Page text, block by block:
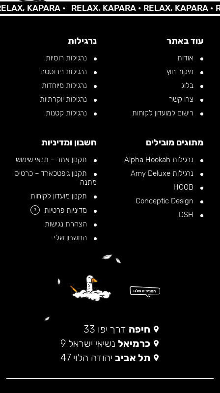
KAPARA • RELAX, KAPARA •RELAX, KAPARA •
עוד באתר
אודות
מיקור חוץ
בלוג
צרו קשר
רישום למועדון לקוחות
נרגילות
נרגילות רוסיות
נרגילות נירוסטה
נרגילות מיוחדות
נרגילות יוקרתיות
נרגילות קטנות
מתוגים מובילים
נרגילות Alpha Hookah
נרגילות Amy Deluxe
חשבון ומדיניות
תקנון אתר – תנאי שימוש
תקנון גיפטכארד – כרטיס
מתנה
תקנון מועדון לקוחות
מדיניות פרטיות
?
הצהרת נגישות
החשבון שלי
חיפה דרך יפו 33
כרמיאל נשיאי ישראל 9
תל אביב יהודה הלוי 47